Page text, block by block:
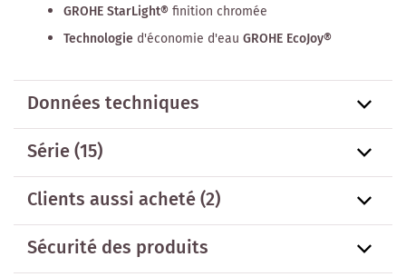
GROHE StarLight®finition chromée
Technologie d'économie d'eau GROHE EcoJoy®
Données techniques
Série(15)
Clients aussi acheté(2)
Sécurité des produits